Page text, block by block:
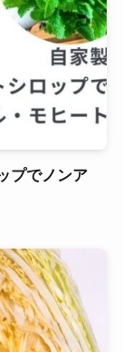
プでノンア